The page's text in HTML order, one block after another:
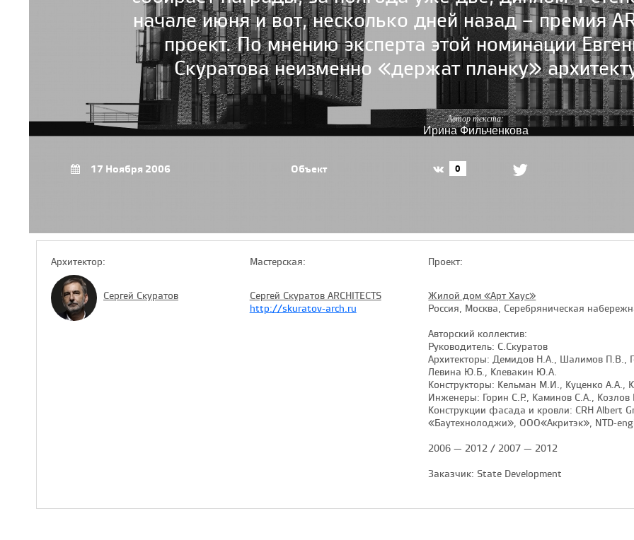
начале июня и вот, несколько дней назад – премия
проект. По мнению эксперта этой номинации
Скуратова неизменно «держат планку»
Автор текста:
Ирина Фильченкова
17 Ноября 2006 Объект 0
Архитектор:
Сергей Скуратов
Мастерская:
Сергей Скуратов ARCHITECTS
http://skuratov-arch.ru
Проект:
Жилой дом «Арт Хаус»
Россия, Москва, Серебряническая
Авторский коллектив:
Руководитель: С.Скуратов
Архитекторы: Демидов Н.А., Шалимов
Левина Ю.Б., Клевакин Ю.А.
Конструкторы: Кельман М.И., Куценко А.А.,
Инженеры: Горин С.Р., Каминов С.А., Козлов
Конструкции фасада и кровли: CRH Albert
«Баутехнолоджи», ООО«Акритэк», NTD-
2006 — 2012 / 2007 — 2012
Заказчик: State Development